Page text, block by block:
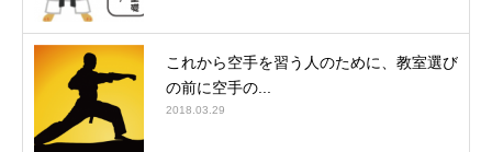
これから空手を習う人のために、教室選び
の前に空手の...
2018.03.29